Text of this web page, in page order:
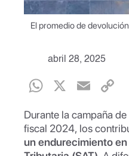
El promedio de
abril 28, 2025
W
at
s
X
E
ail p
y
Durante la campaña
fiscal 2024, los
un endurecimiento